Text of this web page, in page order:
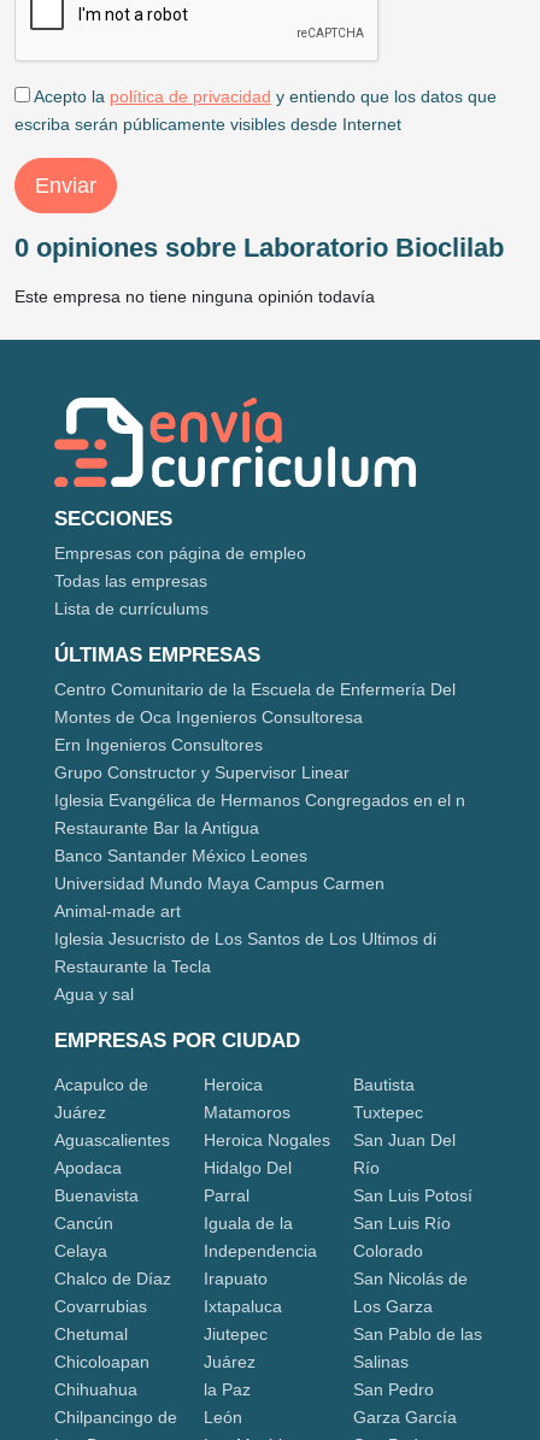
Acepto la política de privacidad y entiendo que los datos que
escriba serán públicamente visibles desde Internet
Enviar
0 opiniones sobre Laboratorio Bioclilab
Este empresa no tiene ninguna opinión todavía
SECCIONES
Empresas con página de empleo
Todas las empresas
Lista de currículums
ÚLTIMAS EMPRESAS
Centro Comunitario de la Escuela de Enfermería Del
Montes de Oca Ingenieros Consultoresa
Ern Ingenieros Consultores
Grupo Constructor y Supervisor Linear
Iglesia Evangélica de Hermanos Congregados en el n
Restaurante Bar la Antigua
Banco Santander México Leones
Universidad Mundo Maya Campus Carmen
Animal-made art
Iglesia Jesucristo de Los Santos de Los Ultimos di
Restaurante la Tecla
Agua y sal
EMPRESAS POR CIUDAD
Acapulco de
Juárez
Aguascalientes
Apodaca
Buenavista
Cancún
Celaya
Chalco de Díaz
Covarrubias
Chetumal
Chicoloapan
Chihuahua
Chilpancingo de
Heroica
Matamoros
Heroica Nogales
Hidalgo Del
Parral
Iguala de la
Independencia
Irapuato
Ixtapaluca
Jiutepec
Juárez
la Paz
León
Bautista
Tuxtepec
San Juan Del
Río
San Luis Potosí
San Luis Río
Colorado
San Nicolás de
Los Garza
San Pablo de las
Salinas
San Pedro
Garza García